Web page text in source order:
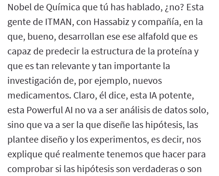
Nobel de Química que tú has hablado, ¿no? Esta
gente de ITMAN, con Hassabiz y compañía, en la
que, bueno, desarrollan ese ese alfafold que es
capaz de predecir la estructura de la proteína y
que es tan relevante y tan importante la
investigación de, por ejemplo, nuevos
medicamentos. Claro, él dice, esta IA potente,
esta Powerful AI no va a ser análisis de datos solo,
sino que va a ser la que diseñe las hipótesis, las
plantee diseño y los experimentos, es decir, nos
explique qué realmente tenemos que hacer para
comprobar si las hipótesis son verdaderas o son